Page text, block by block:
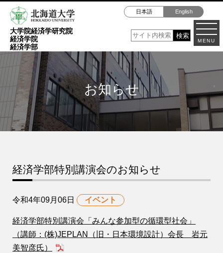
MENU
大学院経済学研究院
経済学院
経済学部
日本語 English
お知らせ
経済学部特別講演会のお知らせ
令和4年09月06日 イベント
経済学部特別講演会「みんな参加型の循環型社会」
（講師：(株)JEPLAN（旧・日本環境設計）会長 岩元
美智彦氏）